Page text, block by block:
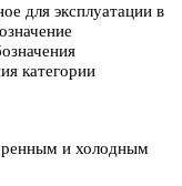
для эксплуатации в
категории
и холодным